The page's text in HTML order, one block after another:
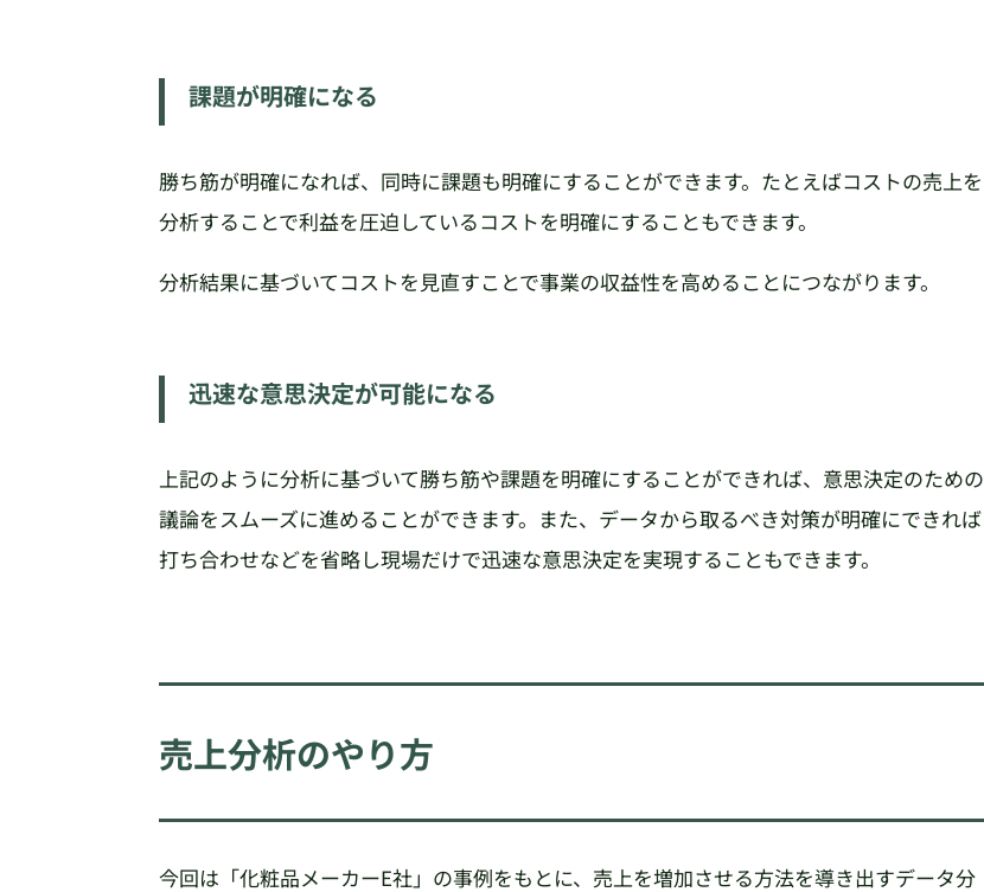
課題が明確になる
勝ち筋が明確になれば、同時に課題も明確にすることができます。たとえばコストの売上を
分析することで利益を圧迫しているコストを明確にすることもできます。
分析結果に基づいてコストを見直すことで事業の収益性を高めることにつながります。
迅速な意思決定が可能になる
上記のように分析に基づいて勝ち筋や課題を明確にすることができれば、意思決定のための
議論をスムーズに進めることができます。また、データから取るべき対策が明確にできれば
打ち合わせなどを省略し現場だけで迅速な意思決定を実現することもできます。
売上分析のやり方
今回は「化粧品メーカーE社」の事例をもとに、売上を増加させる方法を導き出すデータ分